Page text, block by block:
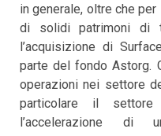
in generale, oltre che
di solidi patrimoni di
l’acquisizione di
parte del fondo Astorg.
operazioni nei settore
particolare il
l’accelerazione di